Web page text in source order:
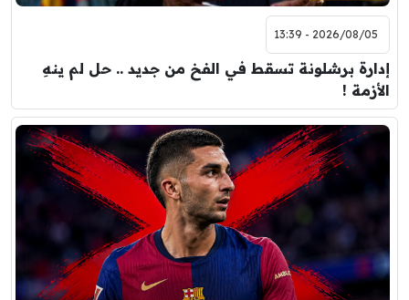
2026/08/05 - 13:39
إدارة برشلونة تسقط في الفخ من جديد .. حل لم ينهِ
الأزمة !